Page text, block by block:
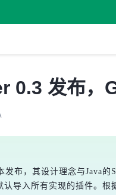
0.3 发布，
发布，其设计理念与Java
认导入所有实现的插件。根